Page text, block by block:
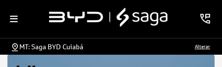
MT: Saga BYD Cuiabá Alterar